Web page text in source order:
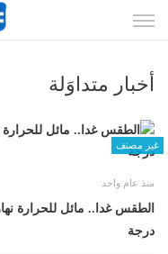
الى
أخبار متداوَلة
غير مصنف
منذ عام واحد
درجة